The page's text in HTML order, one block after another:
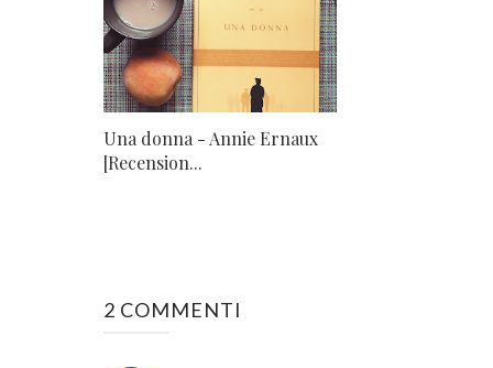
Una donna - Annie Ernaux
[Recension...
2 COMMENTI